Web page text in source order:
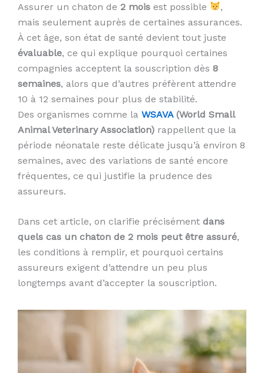
Assurer un chaton de 2 mois est possible
,
mais seulement auprès de certaines assurances.
À cet âge, son état de santé devient tout juste
évaluable, ce qui explique pourquoi certaines
compagnies acceptent la souscription dès 8
semaines, alors que d’autres préfèrent attendre
10 à 12 semaines pour plus de stabilité.
Des organismes comme la WSAVA(World Small
Animal Veterinary Association) rappellent que la
période néonatale reste délicate jusqu’à environ 8
semaines, avec des variations de santé encore
fréquentes, ce qui justifie la prudence des
assureurs.
Dans cet article, on clarifie précisément dans
quels cas un chaton de 2 mois peut être assuré,
les conditions à remplir, et pourquoi certains
assureurs exigent d’attendre un peu plus
longtemps avant d’accepter la souscription.